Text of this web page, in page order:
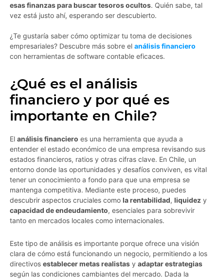
esas finanzas para buscar tesoros ocultos. Quién sabe, tal
vez está justo ahí, esperando ser descubierto.
¿Te gustaría saber cómo optimizar tu toma de decisiones
empresariales? Descubre más sobre el análisis financiero
con herramientas de software contable eficaces.
¿Qué es el análisis
financiero y por qué es
importante en Chile?
El análisis financiero es una herramienta que ayuda a
entender el estado económico de una empresa revisando sus
estados financieros, ratios y otras cifras clave. En Chile, un
entorno donde las oportunidades y desafíos conviven, es vital
tener un conocimiento a fondo para que una empresa se
mantenga competitiva. Mediante este proceso, puedes
descubrir aspectos cruciales como la rentabilidad, liquidez y
capacidad de endeudamiento, esenciales para sobrevivir
tanto en mercados locales como internacionales.
Este tipo de análisis es importante porque ofrece una visión
clara de cómo está funcionando un negocio, permitiendo a los
directivos establecer metas realistas y adaptar estrategias
según las condiciones cambiantes del mercado. Dada la